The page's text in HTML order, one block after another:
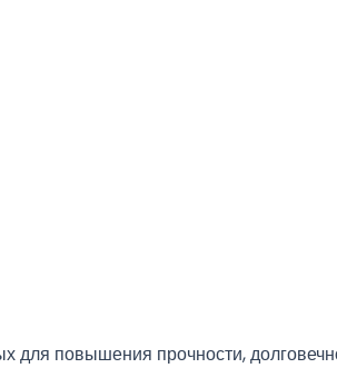
повышения прочности,